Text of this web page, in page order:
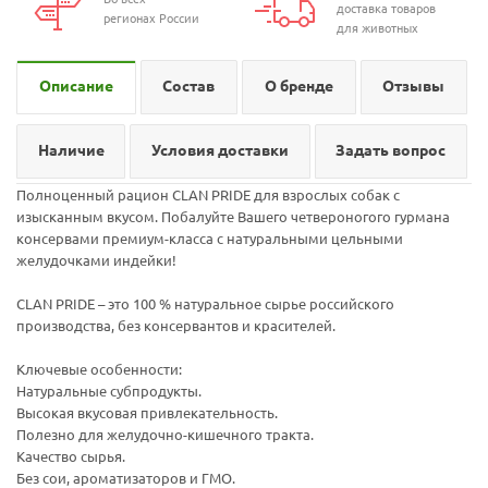
регионах России
доставка товаров
для животных
Описание Состав О бренде Отзывы
Наличие Условия доставки Задать вопрос
Полноценный рацион CLAN PRIDE для взрослых собак с
изысканным вкусом. Побалуйте Вашего четвероногого гурмана
консервами премиум-класса с натуральными цельными
желудочками индейки!
CLAN PRIDE – это 100 % натуральное сырье российского
производства, без консервантов и красителей.
Ключевые особенности:
Натуральные субпродукты.
Высокая вкусовая привлекательность.
Полезно для желудочно-кишечного тракта.
Качество сырья.
Без сои, ароматизаторов и ГМО.